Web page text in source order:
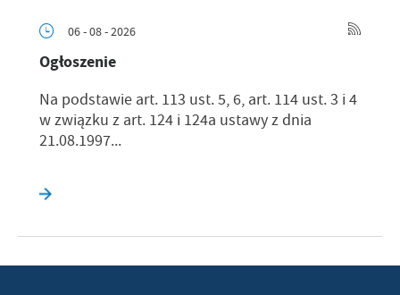
06 - 08 - 2026
Ogłoszenie
Na podstawie art. 113 ust. 5, 6, art. 114 ust. 3 i 4
w związku z art. 124 i 124a ustawy z dnia
21.08.1997...